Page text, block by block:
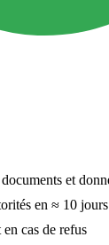
et
en ≈ 10
cas de refus